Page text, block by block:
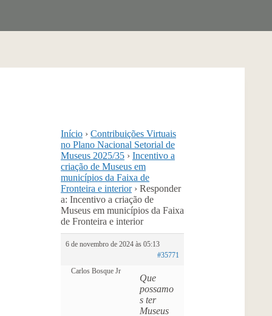
Início › Contribuições Virtuais
no Plano Nacional Setorial de
Museus 2025/35 › Incentivo a
criação de Museus em
municípios da Faixa de
Fronteira e interior › Responder
a: Incentivo a criação de
Museus em municípios da Faixa
de Fronteira e interior
6 de novembro de 2024 às 05:13
#35771
Carlos Bosque Jr
Que
possamo
s ter
Museus